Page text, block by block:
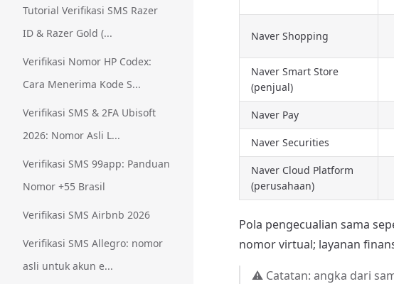
Tutorial Verifikasi SMS Razer
ID & Razer Gold (...
Verifikasi Nomor HP Codex:
Cara Menerima Kode S...
Verifikasi SMS & 2FA Ubisoft
2026: Nomor Asli L...
Verifikasi SMS 99app: Panduan
Nomor +55 Brasil
Verifikasi SMS Airbnb 2026
Verifikasi SMS Allegro: nomor
asli untuk akun e...
Naver Shopping
Naver Smart Store
(penjual)
Naver Pay
Naver Securities
Naver Cloud Platform
(perusahaan)
Pola pengecualian sama
nomor virtual; layanan
⚠️ Catatan: angka dari